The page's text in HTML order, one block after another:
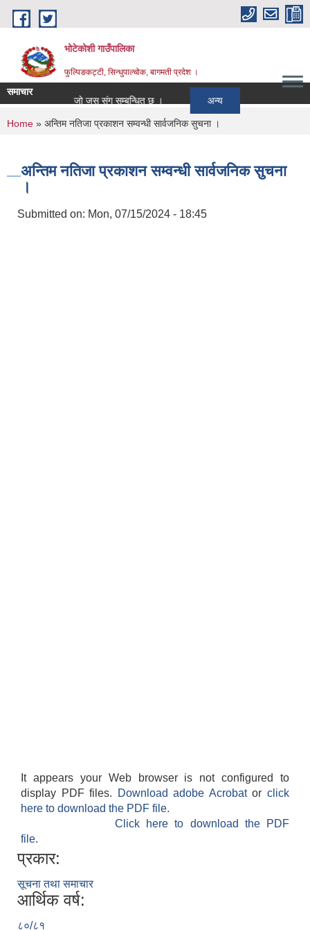
Skip to main content
भोटेकोशी गाउँपालिका
फुल्पिङकट्टी, सिन्धुपाल्चोक, बागमती प्रदेश ।
समाचार
जो जस संग सम्बन्धित छ ।
You are here
Home » अन्तिम नतिजा प्रकाशन सम्वन्धी सार्वजनिक सुचना ।
अन्तिम नतिजा प्रकाशन सम्वन्धी सार्वजनिक सुचना
।
Submitted on: Mon, 07/15/2024 - 18:45
It appears your Web browser is not configured to
display PDF files.
Download adobe Acrobatorclick
here to download the PDF file.
Click here to download the PDF
file.
प्रकार:
सूचना तथा समाचार
आर्थिक वर्ष:
८०/८१